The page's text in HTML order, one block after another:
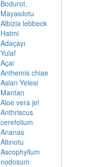
Bodurot,
Mayasılotu
Albizia lebbeck
Hatmi
Adaçayı
Yulaf
Açai
Anthemis chiae
Aslan Yelesi
Mantarı
Aloe vera jel
Anthriscus
cerefolium
Ananas
Altınotu
Ascophyllum
nodosum